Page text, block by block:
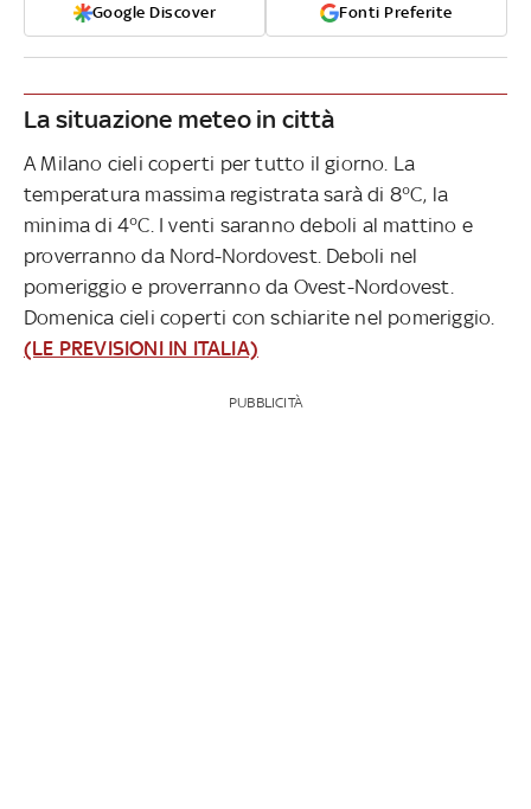
Google Discover Fonti Preferite
La situazione meteo in città
A Milano cieli coperti per tutto il giorno. La
temperatura massima registrata sarà di 8°C, la
minima di 4°C. I venti saranno deboli al mattino e
proverranno da Nord-Nordovest. Deboli nel
pomeriggio e proverranno da Ovest-Nordovest.
Domenica cieli coperti con schiarite nel pomeriggio.
(LE PREVISIONI IN ITALIA)
PUBBLICITÀ